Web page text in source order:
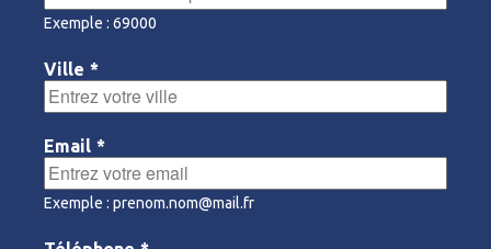
Exemple : 69000
Ville *
Email *
Exemple : prenom.nom@mail.fr